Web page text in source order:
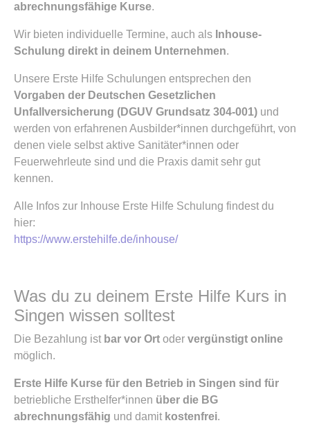
abrechnungsfähige Kurse.
Wir bieten individuelle Termine, auch als Inhouse-
Schulung direkt in deinem Unternehmen.
Unsere Erste Hilfe Schulungen entsprechen den
Vorgaben der Deutschen Gesetzlichen
Unfallversicherung (DGUV Grundsatz 304-001) und
werden von erfahrenen Ausbilder*innen durchgeführt, von
denen viele selbst aktive Sanitäter*innen oder
Feuerwehrleute sind und die Praxis damit sehr gut
kennen.
Alle Infos zur Inhouse Erste Hilfe Schulung findest du
hier:
https://www.erstehilfe.de/inhouse/
Was du zu deinem Erste Hilfe Kurs in
Singen wissen solltest
Die Bezahlung ist bar vor Ort oder vergünstigt online
möglich.
Erste Hilfe Kurse für den Betrieb in Singen sind für
betriebliche Ersthelfer*innen über die BG
abrechnungsfähig und damit kostenfrei.